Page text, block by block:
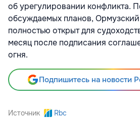
об урегулировании конфликта.
обсуждаемых планов,
полностью открыт для
месяц после подписания
огня.
Подпишитесь на новости
Источник Rbc